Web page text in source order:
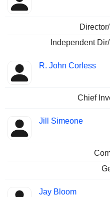
Independent
R. John Corless
Chief
Jill Simeone
Jay Bloom